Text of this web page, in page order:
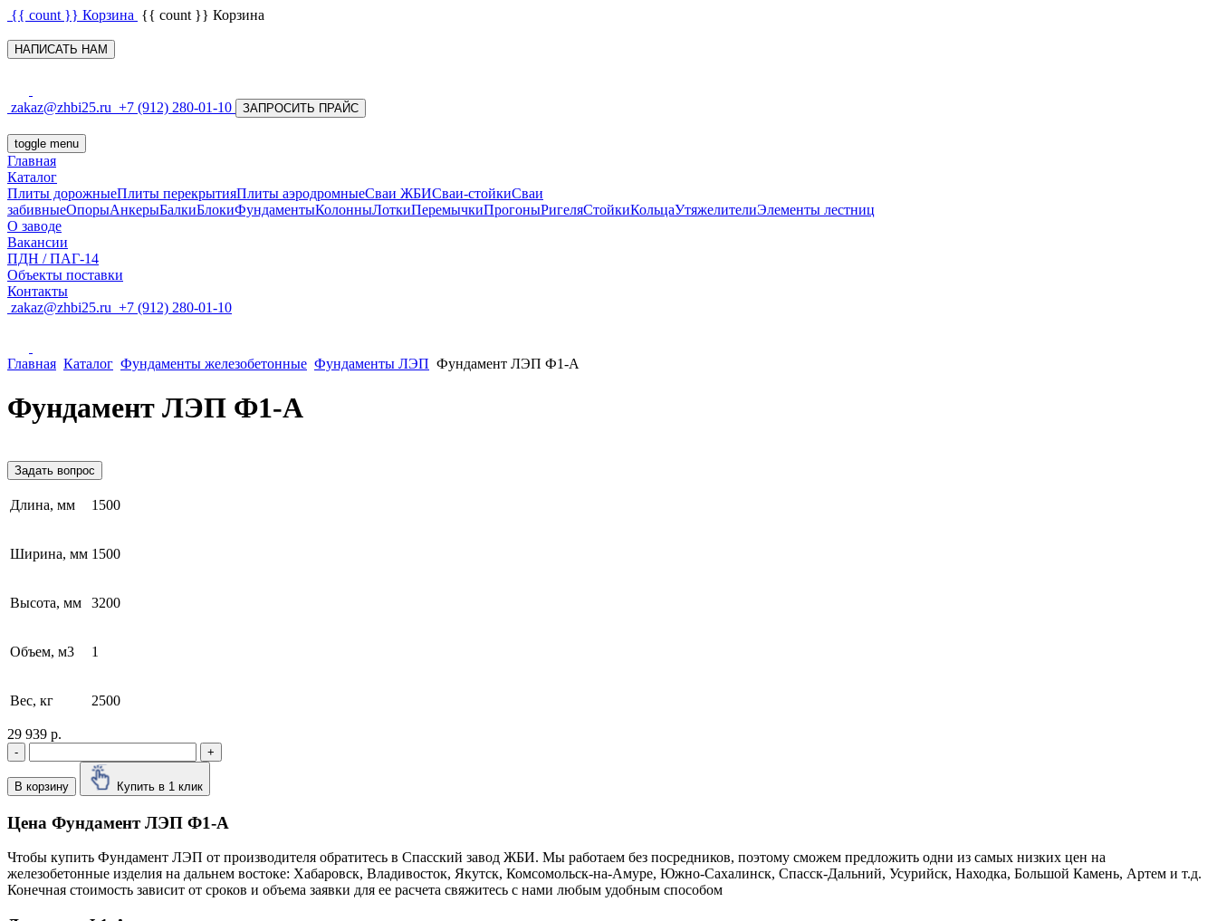
{{ count }} Корзина {{ count }} Корзина
НАПИСАТЬ НАМ
zakaz@zhbi25.ru +7 (912) 280-01-10 ЗАПРОСИТЬ ПРАЙС
toggle menu
Главная
Каталог
Плиты дорожныеПлиты перекрытияПлиты аэродромныеСваи ЖБИСваи-стойкиСваи
забивныеОпорыАнкерыБалкиБлокиФундаментыКолонныЛоткиПеремычкиПрогоныРигеляСтойкиКольцаУтяжелителиЭлементы лестниц
О заводе
Вакансии
ПДН / ПАГ-14
Объекты поставки
Контакты
zakaz@zhbi25.ru +7 (912) 280-01-10
Главная Каталог Фундаменты железобетонные Фундаменты ЛЭП Фундамент ЛЭП Ф1-А
Фундамент ЛЭП Ф1-А
Задать вопрос
Длина, мм 1500
Ширина, мм 1500
Высота, мм 3200
Объем, м3 1
Вес, кг 2500
29 939 р.
- +
В корзину Купить в 1 клик
Цена Фундамент ЛЭП Ф1-А
Чтобы купить Фундамент ЛЭП от производителя обратитесь в Cпасский завод ЖБИ. Мы работаем без посредников, поэтому сможем предложить одни из самых низких цен на
железобетонные изделия на дальнем востоке: Хабаровск, Владивосток, Якутск, Комсомольск-на-Амуре, Южно-Сахалинск, Спасск-Дальний, Усурийск, Находка, Большой Камень, Артем и т.д.
Конечная стоимость зависит от сроков и объема заявки для ее расчета свяжитесь с нами любым удобным способом